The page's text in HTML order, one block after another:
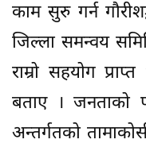
काम सुरु गर्न
जिल्ला समन्वय
राम्रो सहयोग
बताए । जनताको
अन्तर्गतको